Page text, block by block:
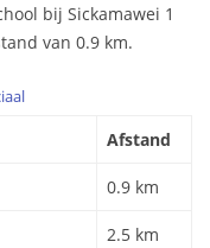
bij Sickamawei 1
van 0.9 km.
Afstand
0.9 km
2.5 km